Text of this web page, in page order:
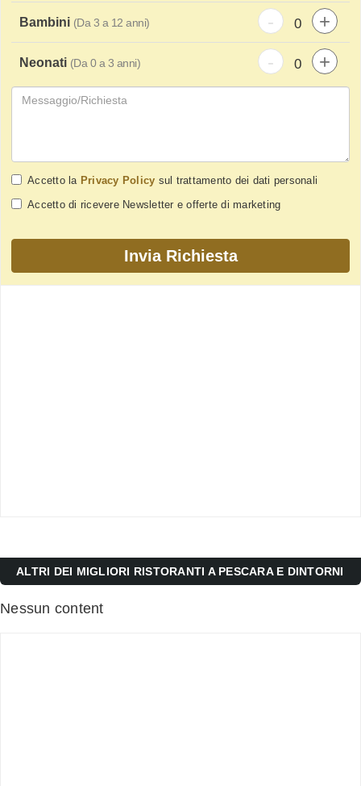
Bambini (Da 3 a 12 anni) - +
Neonati (Da 0 a 3 anni) - +
Accetto la Privacy Policy sul trattamento dei dati personali
Accetto di ricevere Newsletter e offerte di marketing
ALTRI DEI MIGLIORI RISTORANTI A PESCARA E DINTORNI
Nessun content